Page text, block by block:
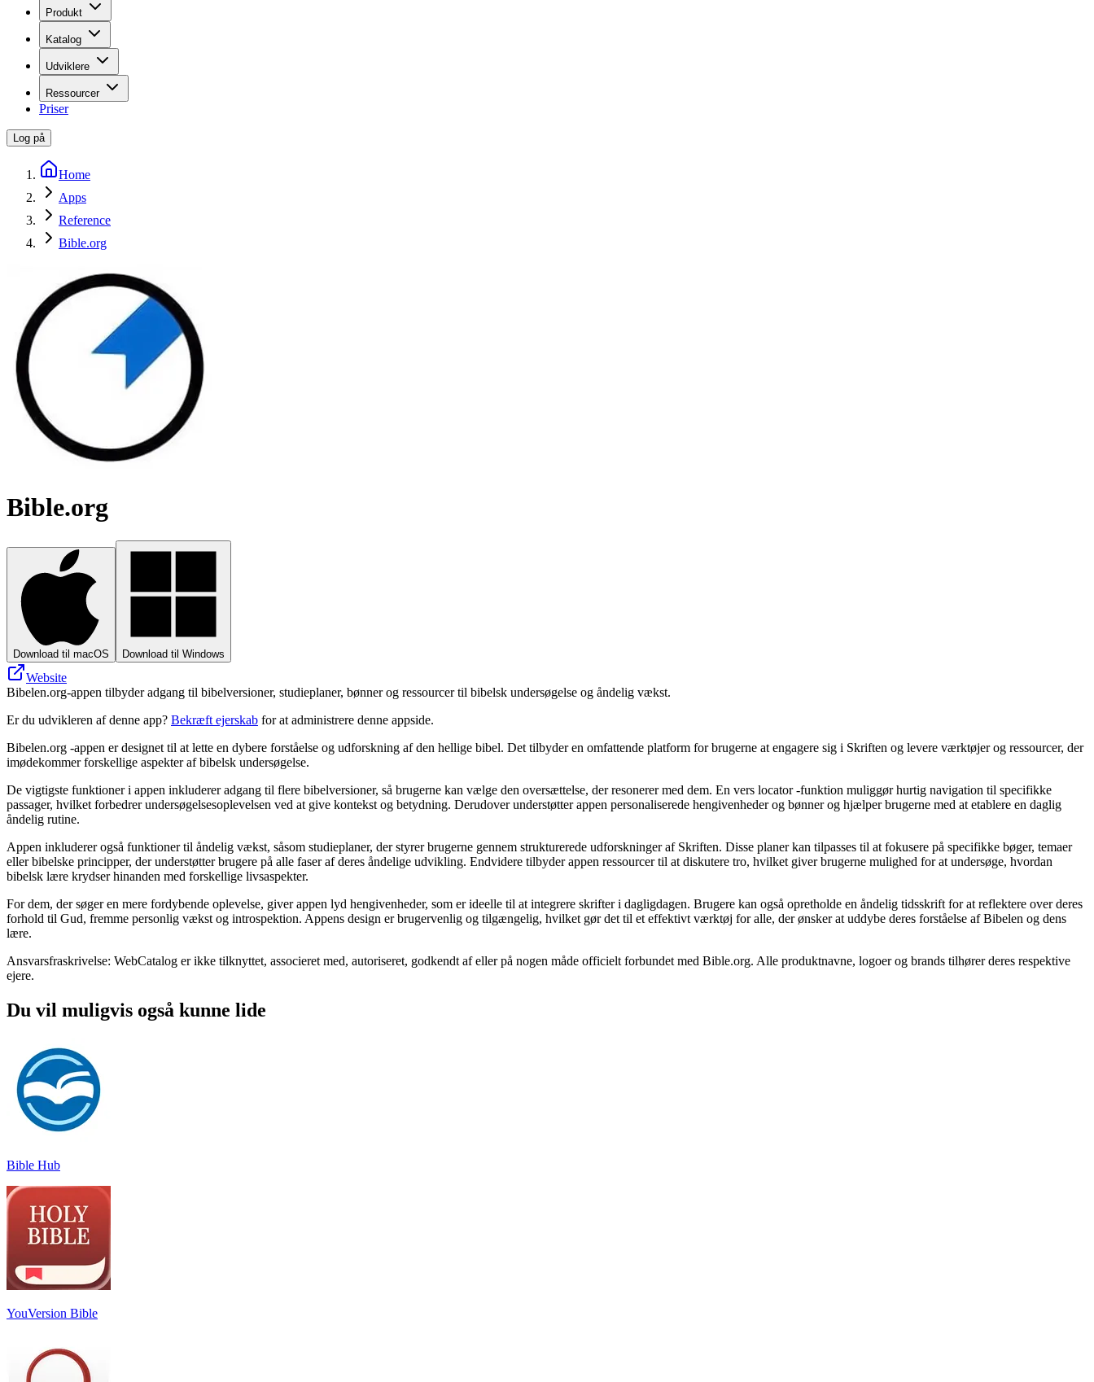
Produkt
Katalog
Udviklere
Ressourcer
Priser
Log på
Home
Apps
Reference
Bible.org
Bible.org
Download til macOS Download til Windows
Website
Bibelen.org-appen tilbyder adgang til bibelversioner, studieplaner, bønner og ressourcer til bibelsk undersøgelse og åndelig vækst.
Er du udvikleren af denne app? Bekræft ejerskab for at administrere denne appside.
Bibelen.org -appen er designet til at lette en dybere forståelse og udforskning af den hellige bibel. Det tilbyder en omfattende platform for brugerne at engagere sig i Skriften og levere værktøjer og ressourcer, der
imødekommer forskellige aspekter af bibelsk undersøgelse.
De vigtigste funktioner i appen inkluderer adgang til flere bibelversioner, så brugerne kan vælge den oversættelse, der resonerer med dem. En vers locator -funktion muliggør hurtig navigation til specifikke
passager, hvilket forbedrer undersøgelsesoplevelsen ved at give kontekst og betydning. Derudover understøtter appen personaliserede hengivenheder og bønner og hjælper brugerne med at etablere en daglig
åndelig rutine.
Appen inkluderer også funktioner til åndelig vækst, såsom studieplaner, der styrer brugerne gennem strukturerede udforskninger af Skriften. Disse planer kan tilpasses til at fokusere på specifikke bøger, temaer
eller bibelske principper, der understøtter brugere på alle faser af deres åndelige udvikling. Endvidere tilbyder appen ressourcer til at diskutere tro, hvilket giver brugerne mulighed for at undersøge, hvordan
bibelsk lære krydser hinanden med forskellige livsaspekter.
For dem, der søger en mere fordybende oplevelse, giver appen lyd hengivenheder, som er ideelle til at integrere skrifter i dagligdagen. Brugere kan også opretholde en åndelig tidsskrift for at reflektere over deres
forhold til Gud, fremme personlig vækst og introspektion. Appens design er brugervenlig og tilgængelig, hvilket gør det til et effektivt værktøj for alle, der ønsker at uddybe deres forståelse af Bibelen og dens
lære.
Ansvarsfraskrivelse: WebCatalog er ikke tilknyttet, associeret med, autoriseret, godkendt af eller på nogen måde officielt forbundet med Bible.org. Alle produktnavne, logoer og brands tilhører deres respektive
ejere.
Du vil muligvis også kunne lide
Bible Hub
YouVersion Bible